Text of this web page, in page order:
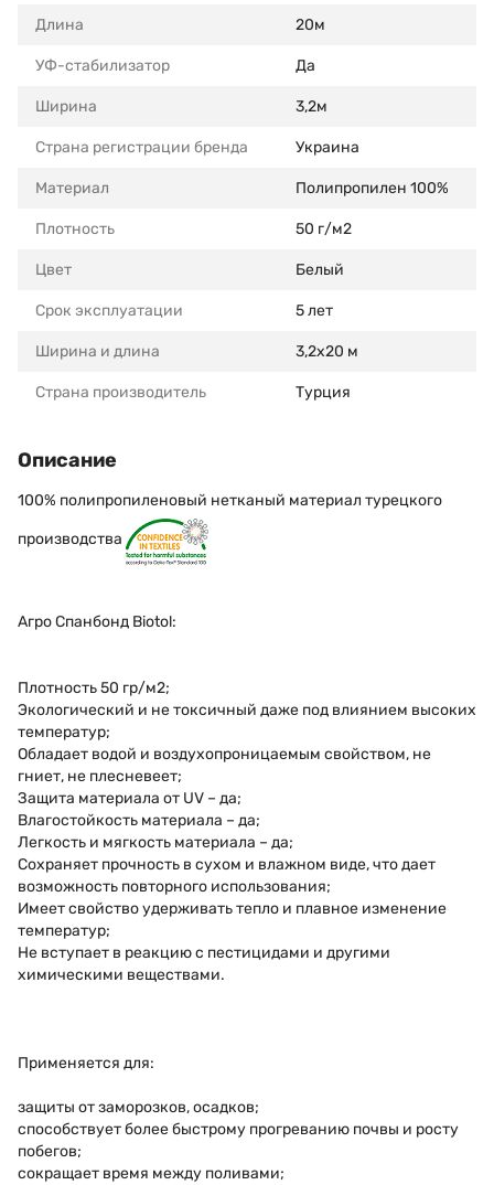
Длина 20м
УФ-стабилизатор Да
Ширина 3,2м
Страна регистрации бренда Украина
Материал Полипропилен 100%
Плотность 50 г/м2
Цвет Белый
Срок эксплуатации 5 лет
Ширина и длина 3,2х20 м
Страна производитель Турция
Описание
100% полипропиленовый нетканый материал турецкого
производства
Агро Спанбонд Biotol:
Плотность 50 гр/м2;
Экологический и не токсичный даже под влиянием высоких
температур;
Обладает водой и воздухопроницаемым свойством, не
гниет, не плесневеет;
Защита материала от UV – да;
Влагостойкость материала – да;
Легкость и мягкость материала – да;
Сохраняет прочность в сухом и влажном виде, что дает
возможность повторного использования;
Имеет свойство удерживать тепло и плавное изменение
температур;
Не вступает в реакцию с пестицидами и другими
химическими веществами.
Применяется для:
защиты от заморозков, осадков;
способствует более быстрому прогреванию почвы и росту
побегов;
сокращает время между поливами;